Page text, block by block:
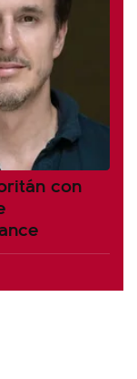
con